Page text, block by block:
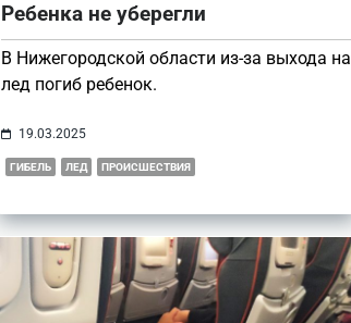
Ребенка не уберегли
В Нижегородской области из-за выхода на
лед погиб ребенок.
19.03.2025
ГИБЕЛЬ ЛЕД ПРОИСШЕСТВИЯ